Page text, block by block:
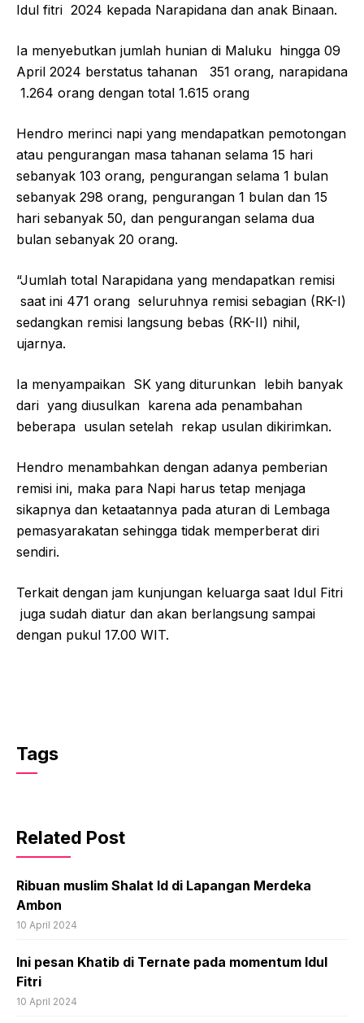
Idul fitri 2024 kepada Narapidana dan anak Binaan.
Ia menyebutkan jumlah hunian di Maluku hingga 09
April 2024 berstatus tahanan 351 orang, narapidana
1.264 orang dengan total 1.615 orang
Hendro merinci napi yang mendapatkan pemotongan
atau pengurangan masa tahanan selama 15 hari
sebanyak 103 orang, pengurangan selama 1 bulan
sebanyak 298 orang, pengurangan 1 bulan dan 15
hari sebanyak 50, dan pengurangan selama dua
bulan sebanyak 20 orang.
“Jumlah total Narapidana yang mendapatkan remisi
saat ini 471 orang seluruhnya remisi sebagian (RK-I)
sedangkan remisi langsung bebas (RK-II) nihil,
ujarnya.
Ia menyampaikan SK yang diturunkan lebih banyak
dari yang diusulkan karena ada penambahan
beberapa usulan setelah rekap usulan dikirimkan.
Hendro menambahkan dengan adanya pemberian
remisi ini, maka para Napi harus tetap menjaga
sikapnya dan ketaatannya pada aturan di Lembaga
pemasyarakatan sehingga tidak memperberat diri
sendiri.
Terkait dengan jam kunjungan keluarga saat Idul Fitri
juga sudah diatur dan akan berlangsung sampai
dengan pukul 17.00 WIT.
Tags
Related Post
Ribuan muslim Shalat Id di Lapangan Merdeka
Ambon
10 April 2024
Ini pesan Khatib di Ternate pada momentum Idul
Fitri
10 April 2024